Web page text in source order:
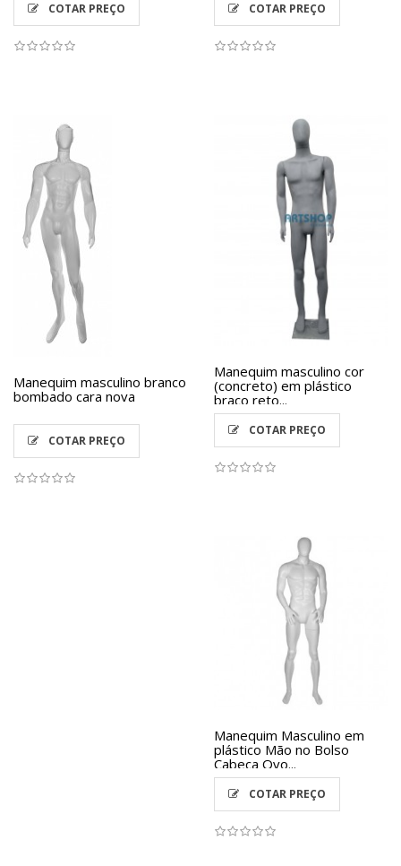
COTAR PREÇO COTAR PREÇO
Manequim masculino branco
bombado cara nova
COTAR PREÇO
Manequim masculino cor
(concreto) em plástico
braço reto...
COTAR PREÇO
Manequim Masculino em
plástico Mão no Bolso
Cabeça Ovo...
COTAR PREÇO